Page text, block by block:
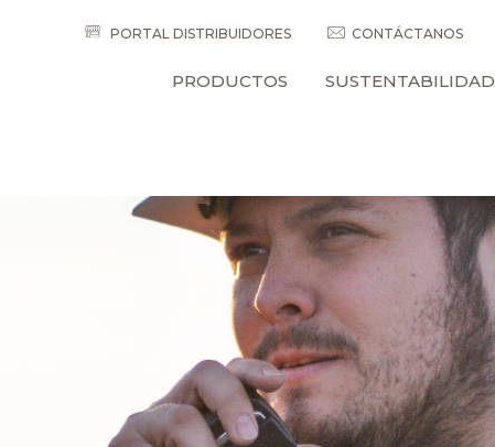
PORTAL DISTRIBUIDORES CONTÁCTANOS
PRODUCTOS SUSTENTABILIDAD